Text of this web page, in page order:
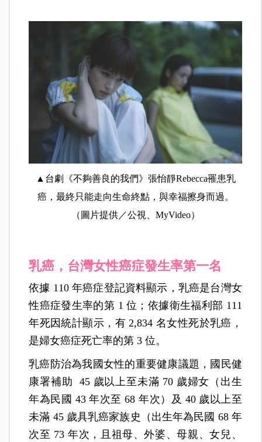
▲台劇《不夠善良的我們》張怡靜Rebecca罹患乳
癌，最終只能走向生命終點，與幸福擦身而過。
（圖片提供／公視、MyVideo）
乳癌，台灣女性癌症發生率第一名
依據 110 年癌症登記資料顯示，乳癌是台灣女
性癌症發生率的第 1 位；依據衛生福利部 111
年死因統計顯示，有 2,834 名女性死於乳癌，
是婦女癌症死亡率的第 3 位。
乳癌防治為我國女性的重要健康議題，國民健
康署補助 45 歲以上至未滿 70 歲婦女（出生
年為民國 43 年次至 68 年次）及 40 歲以上至
未滿 45 歲具乳癌家族史（出生年為民國 68 年
次至 73 年次，且祖母、外婆、母親、女兒、